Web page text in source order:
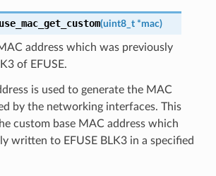
(uint8_t *mac)
address which was previously
of EFUSE.
is used to generate the MAC
by the networking interfaces. This
custom base MAC address which
written to EFUSE BLK3 in a specified